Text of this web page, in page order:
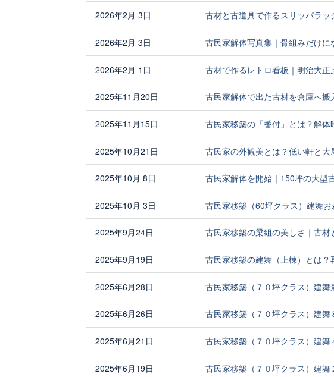
2026年2月 3日 古材と古道具で作るスリッパラ
2026年2月 3日 古民家解体写真集｜骨組みだけに
2026年2月 1日 古材で作るレトロ看板｜明治大
2025年11月20日 古民家解体で出た古材を倉庫へ
2025年11月15日 古民家移築の「番付」とは？解
2025年10月21日 古民家の外観美とは？低い軒と
2025年10月 8日 古民家解体を開始｜150坪の大型
2025年10月 3日 古民家移築（60坪クラス）建舞お
2025年9月24日 古民家移築の梁組の美しさ｜古
2025年9月19日 古民家移築の建舞（上棟）とは？
2025年6月28日 古民家移築（７０坪クラス）建舞
2025年6月26日 古民家移築（７０坪クラス）建舞
2025年6月21日 古民家移築（７０坪クラス）建舞
2025年6月19日 古民家移築（７０坪クラス）建舞